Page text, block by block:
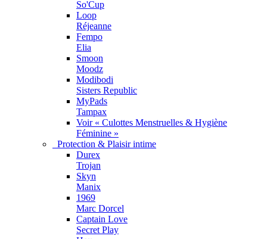
So'Cup
Loop
Réjeanne
Fempo
Elia
Smoon
Moodz
Modibodi
Sisters Republic
MyPads
Tampax
Voir « Culottes Menstruelles & Hygiène
Féminine »
Protection & Plaisir intime
Durex
Trojan
Skyn
Manix
1969
Marc Dorcel
Captain Love
Secret Play